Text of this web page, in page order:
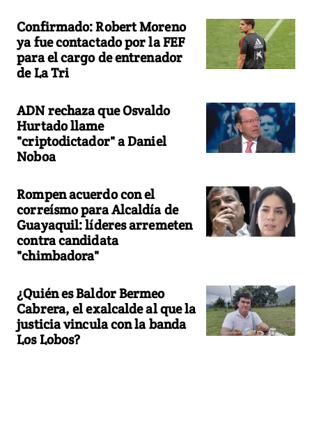
Confirmado: Robert Moreno
ya fue contactado por la FEF
para el cargo de entrenador
de La Tri
ADN rechaza que Osvaldo
Hurtado llame
"criptodictador" a Daniel
Noboa
Rompen acuerdo con el
correísmo para Alcaldía de
Guayaquil: líderes arremeten
contra candidata
"chimbadora"
¿Quién es Baldor Bermeo
Cabrera, el exalcalde al que la
justicia vincula con la banda
Los Lobos?